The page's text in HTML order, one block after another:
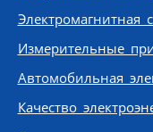
Электромагнитная
Измерительные
Автомобильная
Качество